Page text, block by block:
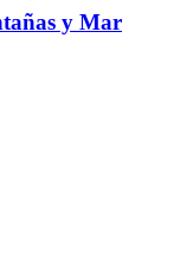
y Mar